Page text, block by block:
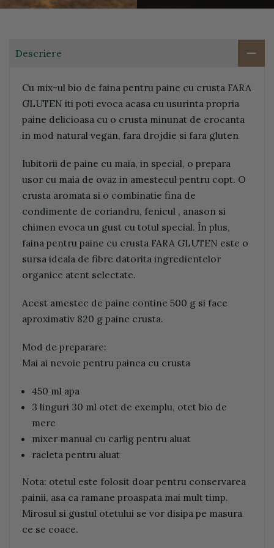
Descriere
Cu mix-ul bio de faina pentru paine cu crusta FARA
GLUTEN iti poti evoca acasa cu usurinta propria
paine delicioasa cu o crusta minunat de crocanta
in mod natural vegan, fara drojdie si fara gluten
Iubitorii de paine cu maia, in special, o prepara
usor cu maia de ovaz in amestecul pentru copt. O
crusta aromata si o combinatie fina de
condimente de coriandru, fenicul , anason si
chimen evoca un gust cu totul special. În plus,
faina pentru paine cu crusta FARA GLUTEN este o
sursa ideala de fibre datorita ingredientelor
organice atent selectate.
Acest amestec de paine contine 500 g si face
aproximativ 820 g paine crusta.
Mod de preparare:
Mai ai nevoie pentru painea cu crusta
450 ml apa
3 linguri 30 ml otet de exemplu, otet bio de
mere
mixer manual cu carlig pentru aluat
racleta pentru aluat
Nota: otetul este folosit doar pentru conservarea
painii, asa ca ramane proaspata mai mult timp.
Mirosul si gustul otetului se vor disipa pe masura
ce se coace.